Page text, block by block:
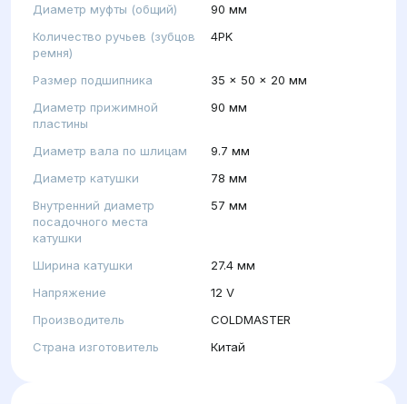
Диаметр муфты (общий)
90 мм
Количество ручьев (зубцов
ремня)
4PK
Размер подшипника
35 x 50 x 20 мм
Диаметр прижимной
пластины
90 мм
Диаметр вала по шлицам
9.7 мм
Диаметр катушки
78 мм
Внутренний диаметр
посадочного места
катушки
57 мм
Ширина катушки
27.4 мм
Напряжение
12 V
Производитель
COLDMASTER
Страна изготовитель
Китай